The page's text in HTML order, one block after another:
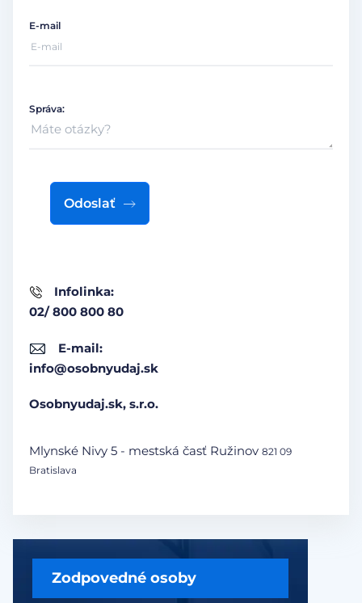
Zodpovedné osoby
Infolinka:
02/ 800 800 80
E-mail:
info@osobnyudaj.sk
Osobnyudaj.sk, s.r.o.
Mlynské Nivy 5 - mestská časť Ružinov 821 09
Bratislava
E-mail
Správa:
Odoslať